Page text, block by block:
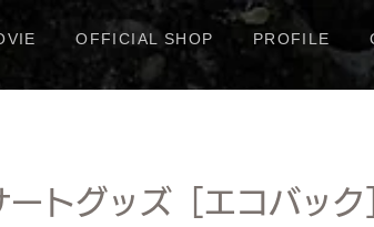
OFFICIAL SHOP PROFILE
トグッズ［エコバック